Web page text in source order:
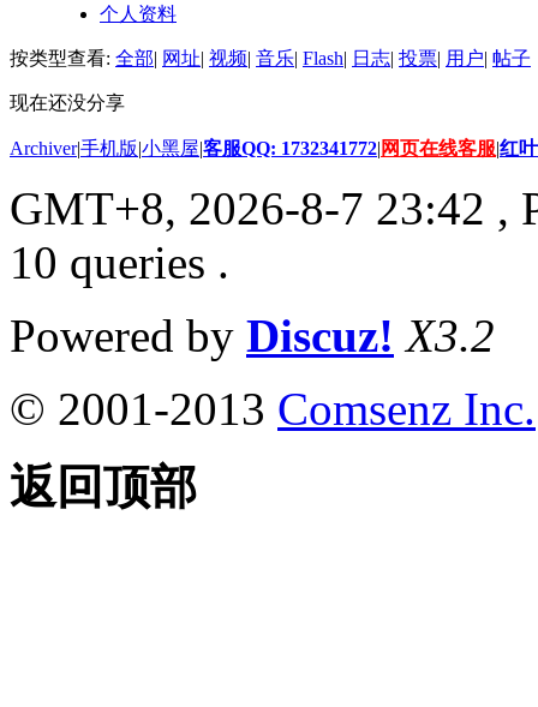
个人资料
按类型查看: 全部| 网址| 视频| 音乐| Flash| 日志| 投票| 用户| 帖子
现在还没分享
Archiver|手机版|小黑屋|客服QQ: 1732341772| 网页在线客服|红
GMT+8, 2026-8-7 23:42 ,
10 queries .
Powered by Discuz! X3.2
© 2001-2013 Comsenz Inc.
返回顶部